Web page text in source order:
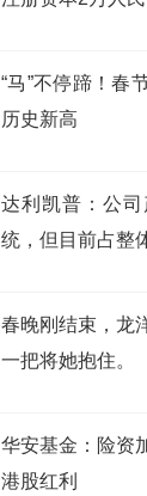
“马”不停蹄！春
历史新高
达利凯普：公
统，但目前占整
春晚刚结束，龙
一把将她抱住。
华安基金：险资
港股红利